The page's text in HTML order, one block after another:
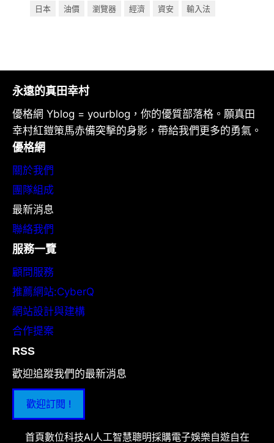
日本
油價 瀏覽器 經濟 資安 輸入法
永遠的真田幸村
優格網 Yblog = yourblog，你的優質部落格。願真田
幸村紅鎧策馬赤備突擊的身影，帶給我們更多的勇氣。
優格網
關於我們
團隊組成
最新消息
聯絡我們
服務一覽
顧問服務
推薦網站:CyberQ
網站設計與建構
合作提案
RSS
歡迎追蹤我們的最新消息
歡迎訂閱 !
首頁數位科技AI人工智慧聰明採購電子娛樂自遊自在